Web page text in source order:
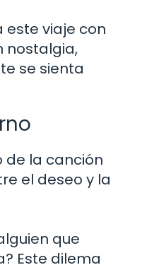
este viaje con
nostalgia,
se sienta
de la canción
el deseo y la
que
Este dilema